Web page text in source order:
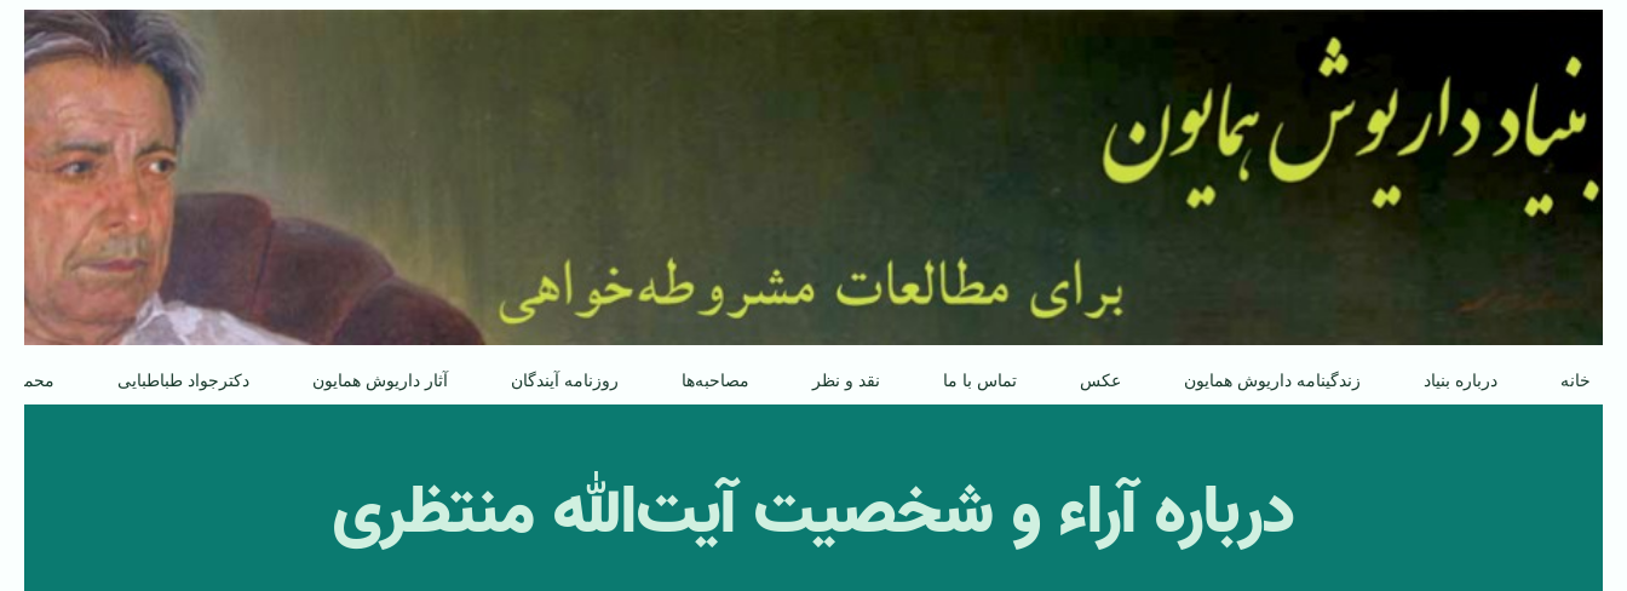
پرش
محتوا
خانه درباره بنیاد زندگینامه داریوش همایون عکس تماس با ما نقد و نظر مصاحبه‌ها روزنامه آیندگان آثار داریوش همایون دکترجواد طباطبایی
درباره آراء و شخصیت آیت‌الله منتظری